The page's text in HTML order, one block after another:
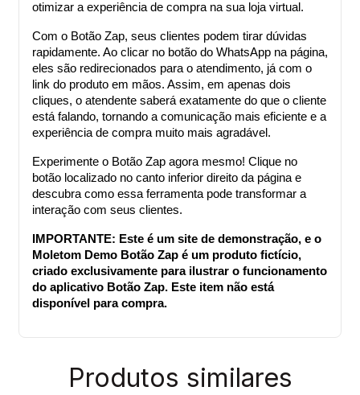
otimizar a experiência de compra na sua loja virtual.
Com o Botão Zap, seus clientes podem tirar dúvidas
rapidamente. Ao clicar no botão do WhatsApp na página,
eles são redirecionados para o atendimento, já com o
link do produto em mãos. Assim, em apenas dois
cliques, o atendente saberá exatamente do que o cliente
está falando, tornando a comunicação mais eficiente e a
experiência de compra muito mais agradável.
Experimente o Botão Zap agora mesmo! Clique no
botão localizado no canto inferior direito da página e
descubra como essa ferramenta pode transformar a
interação com seus clientes.
IMPORTANTE: Este é um site de demonstração, e o
Moletom Demo Botão Zap é um produto fictício,
criado exclusivamente para ilustrar o funcionamento
do aplicativo Botão Zap. Este item não está
disponível para compra.
Produtos similares